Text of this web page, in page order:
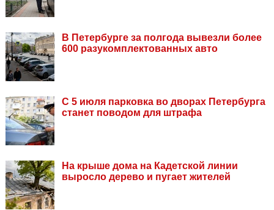
В Петербурге за полгода вывезли более
600 разукомплектованных авто
С 5 июля парковка во дворах Петербурга
станет поводом для штрафа
На крыше дома на Кадетской линии
выросло дерево и пугает жителей